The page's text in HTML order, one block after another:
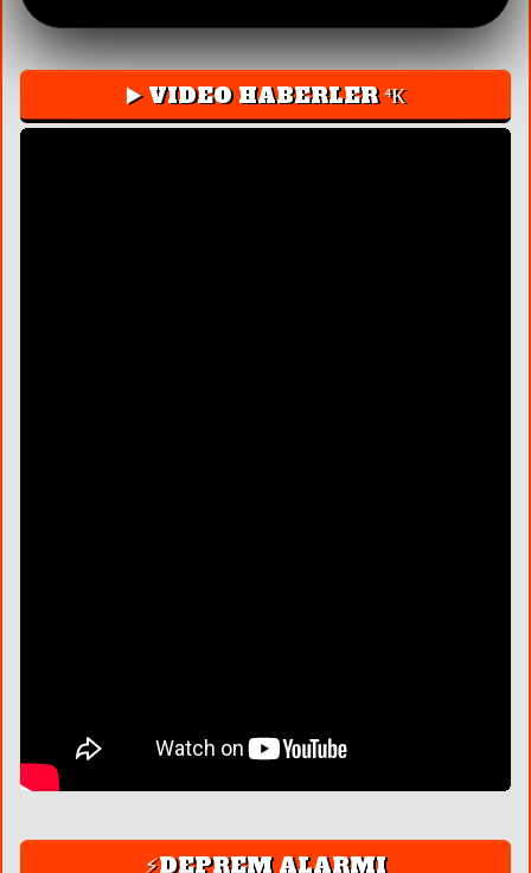
▶️ VIDEO HABERLER ⁴К
⚡DEPREM ALARMI